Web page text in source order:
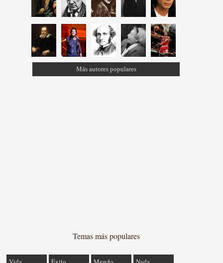
Más autores populares
Temas más populares